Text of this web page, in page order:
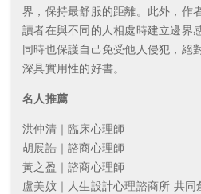
界，保持最舒服的距離。此外，作
讀者在與不同的人相處時建立邊界
同時也保護自己免受他人侵犯，絕
深具實用性的好書。
名人推薦
洪仲清｜臨床心理師
胡展誥｜諮商心理師
黃之盈｜諮商心理師
盧美妏｜人生設計心理諮商所 共同